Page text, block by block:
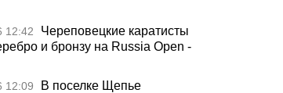
12:42
Череповецкие каратисты
и бронзу на Russia Open -
12:09
В поселке Щепье